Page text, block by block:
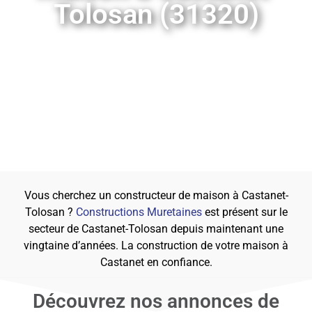
Tolosan (31320)
Vous cherchez un constructeur de maison à Castanet-
Tolosan ? Constructions Muretainesest présent sur le
secteur de Castanet-Tolosan depuis maintenant une
vingtaine d’années. La construction de votre maison à
Castanet en confiance.
Découvrez nos annonces de